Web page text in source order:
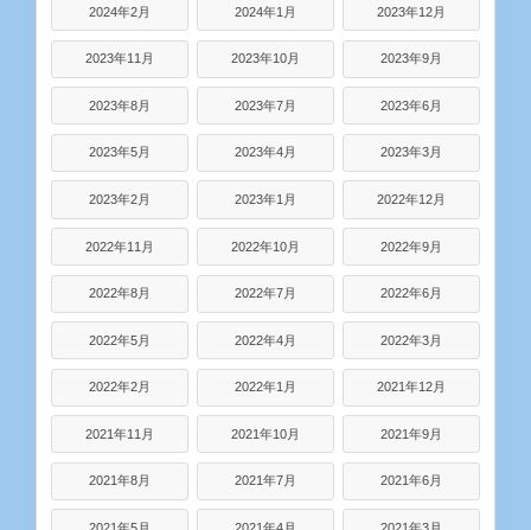
2024年2月 2024年1月 2023年12月
2023年11月 2023年10月 2023年9月
2023年8月 2023年7月 2023年6月
2023年5月 2023年4月 2023年3月
2023年2月 2023年1月 2022年12月
2022年11月 2022年10月 2022年9月
2022年8月 2022年7月 2022年6月
2022年5月 2022年4月 2022年3月
2022年2月 2022年1月 2021年12月
2021年11月 2021年10月 2021年9月
2021年8月 2021年7月 2021年6月